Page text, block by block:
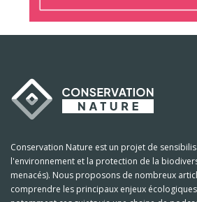
Conservation Nature est un projet de
l'environnement et la protection de la
menacés). Nous proposons de nombreux
comprendre les principaux enjeux